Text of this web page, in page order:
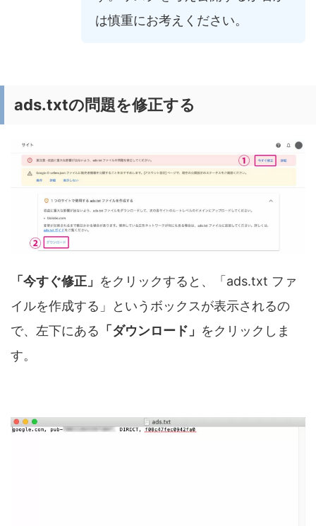
は慎重にお考えください。
ads.txtの問題を修正する
「今すぐ修正」 をクリックすると、「ads.txt ファ
イルを作成する」というボックスが表示されるの
で、左下にある 「ダウンロード」 をクリックしま
す。